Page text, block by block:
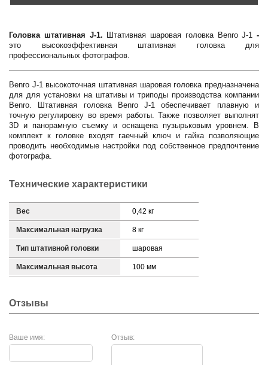
Головка штативная J-1. Штативная шаровая головка Benro J-1 -
это высокоэффективная штативная головка для
профессиональных фотографов.
Benro J-1 высокоточная штативная шаровая головка предназначена
для для установки на штативы и триподы производства компании
Benro. Штативная головка Benro J-1 обеспечивает плавную и
точную регулировку во время работы. Также позволяет выполнят
3D и панорамную съемку и оснащена пузырьковым уровнем. В
комплект к головке входят гаечный ключ и гайка позволяющие
проводить необходимые настройки под собственное предпочтение
фотографа.
Технические характеристики
Вес 0,42 кг
Максимальная нагрузка 8 кг
Тип штативной головки шаровая
Максимальная высота 100 мм
Отзывы
Ваше имя: Отзыв: